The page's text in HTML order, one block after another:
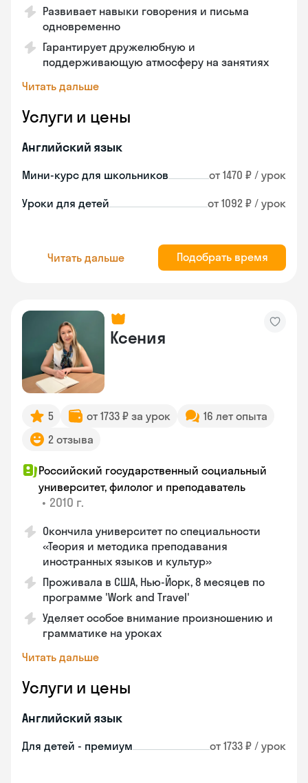
Развивает навыки говорения и письма
одновременно
Гарантирует дружелюбную и
поддерживающую атмосферу на занятиях
Читать дальше
Услуги и цены
Английский язык
Мини-курс для школьников от 1470 ₽ / урок
Уроки для детей от 1092 ₽ / урок
Читать дальше Подобрать время
Ксения
5 от 1733 ₽ за урок
16 лет опыта
2 отзыва
Российский государственный социальный
университет, филолог и преподаватель
• 2010 г.
Окончила университет по специальности
«Теория и методика преподавания
иностранных языков и культур»
Проживала в США, Нью-Йорк, 8 месяцев по
программе 'Work and Travel'
Уделяет особое внимание произношению и
грамматике на уроках
Читать дальше
Услуги и цены
Английский язык
Для детей - премиум от 1733 ₽ / урок